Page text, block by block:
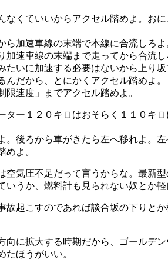
くていいからアクセル踏めよ。お
加速車線の末端で本線に合流しろよ
速車線の末端まで走ってから合流し
いに加速する必要はないから上り坂
だから、とにかくアクセル踏めよ。
速度」までアクセル踏めよ。
ー１２０キロはおそらく１１０キ
後ろから車がきたら左へ移れよ。
よ。
気圧不足だって言うからな。最新
うか、燃料計も見られない奴とか
起こすのであれば談合坂の下りと
に拡大する時期だから、ゴールデ
ほうがいい。